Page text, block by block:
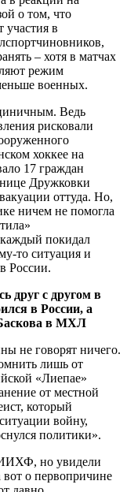
о том, что
участия в
– хотя в матчах
режим
военных.
Ведь
рисковали
хоккее на
17 граждан
Дружковки
оттуда. Но,
ничем не помогла
покидал
то ситуация и
России.
друг с другом в
в России, а
в МХЛ
не говорят ничего.
лишь от
«Лиепае»
от местной
который
войну,
политики».